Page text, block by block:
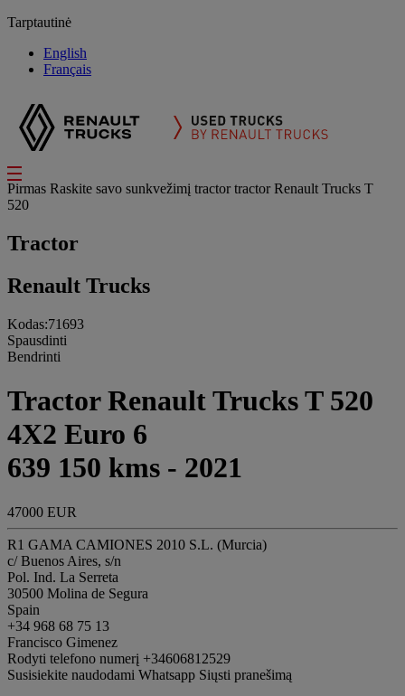
Tarptautinė
English
Français
Pirmas Raskite savo sunkvežimį tractortractor Renault Trucks T
520
Tractor
Renault Trucks
Kodas:71693
Spausdinti
Bendrinti
Tractor Renault Trucks T 520
4X2 Euro 6
639 150 kms - 2021
47000 EUR
R1 GAMA CAMIONES 2010 S.L. (Murcia)
c/ Buenos Aires, s/n
Pol. Ind. La Serreta
30500 Molina de Segura
Spain
+34 968 68 75 13
Francisco Gimenez
Rodyti telefono numerį +34606812529
Susisiekite naudodami Whatsapp Siųsti pranešimą